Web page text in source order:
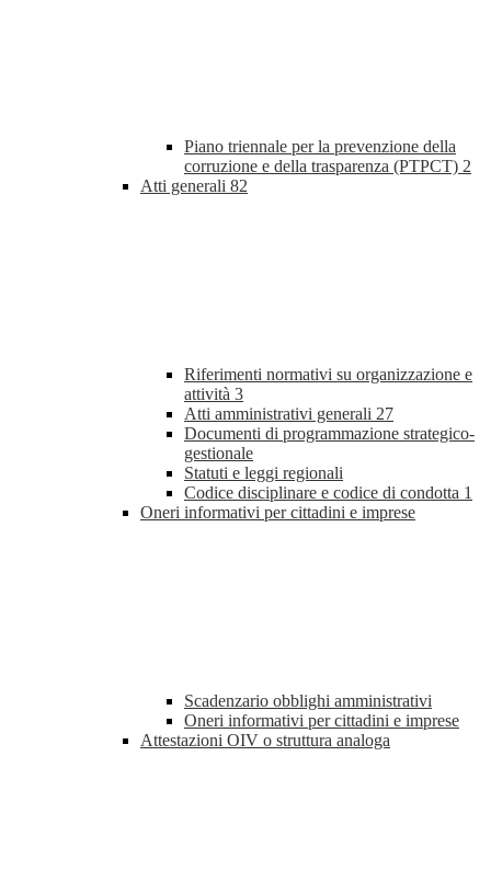
Piano triennale per la prevenzione della
corruzione e della trasparenza (PTPCT) 2
Atti generali 82
Riferimenti normativi su organizzazione e
attività 3
Atti amministrativi generali 27
Documenti di programmazione strategico-
gestionale
Statuti e leggi regionali
Codice disciplinare e codice di condotta 1
Oneri informativi per cittadini e imprese
Scadenzario obblighi amministrativi
Oneri informativi per cittadini e imprese
Attestazioni OIV o struttura analoga